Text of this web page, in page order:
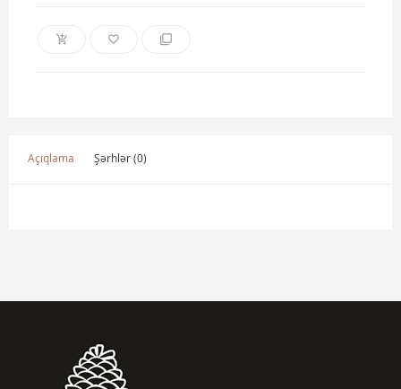
Açıqlama Şərhlər (0)